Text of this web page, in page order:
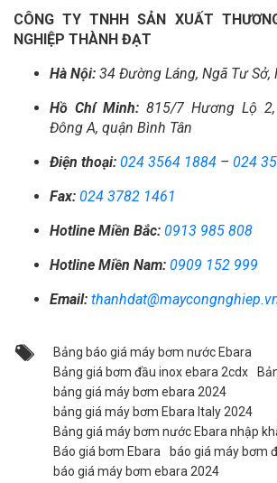
CÔNG TY TNHH SẢN XUẤT
NGHIỆP THÀNH ĐẠT
Hà Nội: 34 Đường Láng, Ngã Tư Sở,
Hồ Chí Minh: 815/7 Hương Lộ
Đông A, quận Bình Tân
Điện thoại: 024 3564 1884 – 024
Fax: 024 3782 1461
Hotline Miền Bắc: 0913 985 808
Hotline Miền Nam: 0909 152 999
Email:
Bảng báo giá máy bơm nước Ebara
Bảng giá bơm đầu inox ebara 2cdx
bảng giá máy bơm ebara 2024
bảng giá máy bơm Ebara Italy 2024
Bảng giá máy bơm nước Ebara nhập
Báo giá bơm Ebara
báo giá máy bơm
báo giá máy bơm ebara 2024